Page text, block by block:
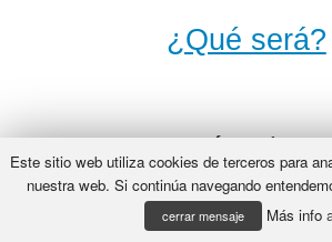
¿Qué será?
Yo tengo un ángulo
lados que me abarcan.
quieras creerlo, mi
Este sitio web utiliza cookies de terceros para
nuestra web. Si continúa navegando
cerrar mensaje Más info